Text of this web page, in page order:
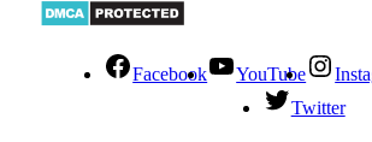
Facebook YouTube
Twitter